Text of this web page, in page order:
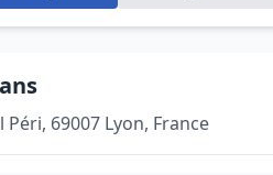
Péri, 69007 Lyon, France